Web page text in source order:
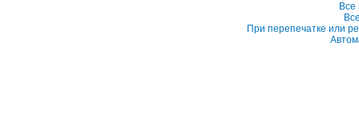
При перепечатке или